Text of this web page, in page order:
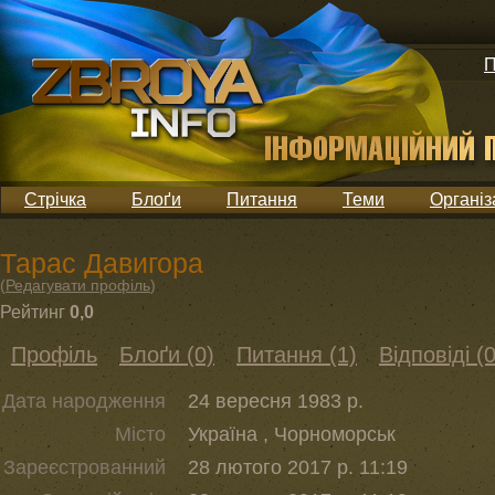
Стрічка Блоґи Питання Теми
Тарас Давигора
(Редагувати профіль)
Рейтинг 0,0
Профіль Блоґи (0) Питання (1) Відповіді
Дата народження
24 вересня 1983 р.
Місто
Україна , Чорноморськ
Зареєстрованний
28 лютого 2017 р. 11:19